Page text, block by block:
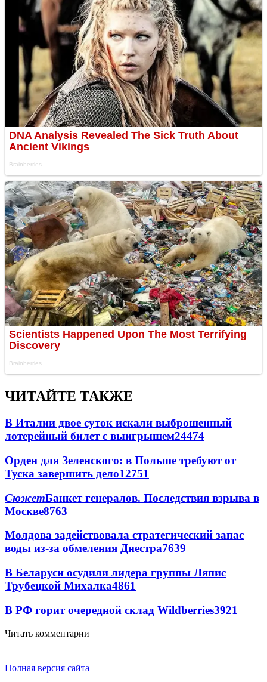
ЧИТАЙТЕ ТАКЖЕ
В Италии двое суток искали выброшенный
лотерейный билет с выигрышем24474
Орден для Зеленского: в Польше требуют от
Туска завершить дело12751
СюжетБанкет генералов. Последствия взрыва в
Москве8763
Молдова задействовала стратегический запас
воды из-за обмеления Днестра7639
В Беларуси осудили лидера группы Ляпис
Трубецкой Михалка4861
В РФ горит очередной склад Wildberries3921
Читать комментарии
Полная версия сайта